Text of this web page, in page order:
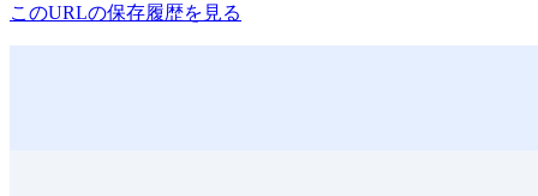
このURLの保存履歴を見る